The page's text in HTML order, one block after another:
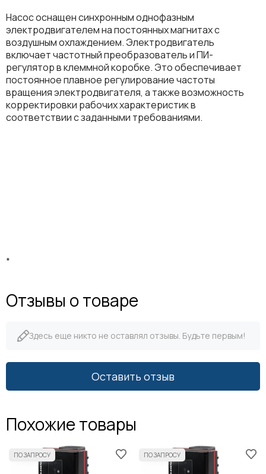
Насос оснащен синхронным однофазным
электродвигателем на постоянных магнитах с
воздушным охлаждением. Электродвигатель
включает частотный преобразователь и ПИ-
регулятор в клеммной коробке. Это обеспечивает
постоянное плавное регулирование частоты
вращения электродвигателя, а также возможность
корректировки рабочих характеристик в
соответствии с заданными требованиями.
*
Отзывы о товаре
Здесь еще никто не оставлял отзывы. Будьте первым!
Оставить отзыв
Похожие товары